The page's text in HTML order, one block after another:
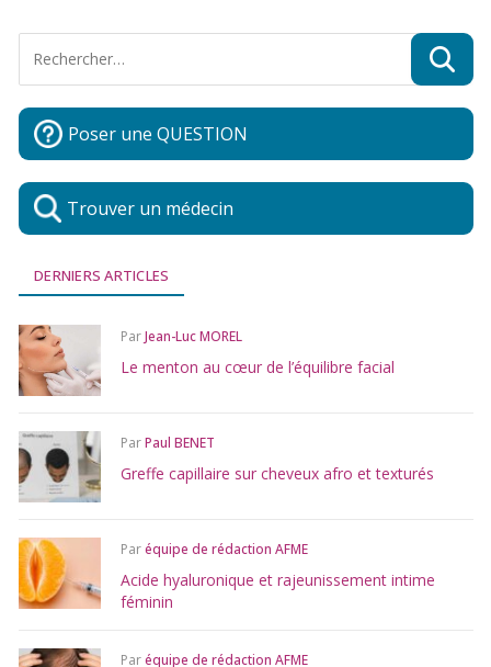
Poser une QUESTION
Trouver un médecin
DERNIERS ARTICLES
ParJean-Luc MOREL
Le menton au cœur de l’équilibre facial
ParPaul BENET
Greffe capillaire sur cheveux afro et texturés
Paréquipe de rédaction AFME
Acide hyaluronique et rajeunissement intime
féminin
Paréquipe de rédaction AFME